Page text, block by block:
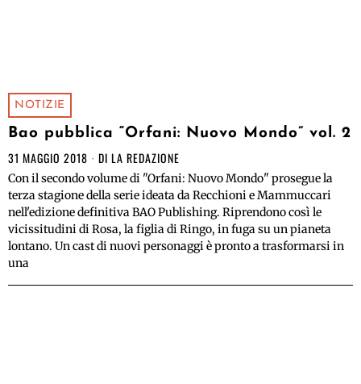
NOTIZIE
Bao pubblica “Orfani: Nuovo Mondo” vol. 2
31 MAGGIO 2018 DI LA REDAZIONE
Con il secondo volume di "Orfani: Nuovo Mondo" prosegue la
terza stagione della serie ideata da Recchioni e Mammuccari
nell'edizione definitiva BAO Publishing. Riprendono così le
vicissitudini di Rosa, la figlia di Ringo, in fuga su un pianeta
lontano. Un cast di nuovi personaggi è pronto a trasformarsi in
una